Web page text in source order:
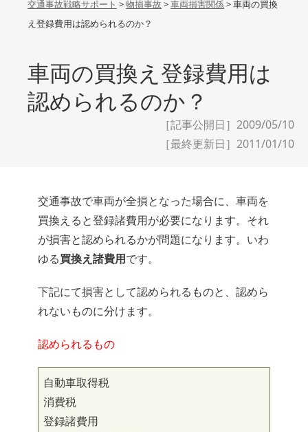
交通事故戦略サポート >物損事故 >車両損害関係>車両の買換
え登録費用は認められるのか？
車両の買換え登録費用は
認められるのか？
［記事公開日］2009/05/10
［最終更新日］ 2011/01/10
交通事故で車両が全損となった場合に、車両を
買換えると登録諸費用が必要になります。それ
が損害と認められるかが問題になります。いわ
ゆる買換え諸費用です。
下記にて損害として認められるものと、認めら
れないものに分けます。
認められるもの
自動車取得税
消費税
登録諸費用